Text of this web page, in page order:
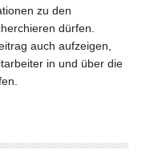
zu den
dürfen.
auch aufzeigen,
in und über die